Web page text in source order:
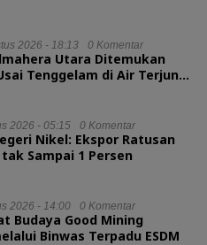
2026 - 18:13 0 Komentar
Utara Ditemukan
Tenggelam di Air Terjun
2026 - 05:15 0 Komentar
Nikel: Ekspor Ratusan
Sampai 1 Persen
2026 - 14:00 0 Komentar
Budaya Good Mining
Binwas Terpadu ESDM